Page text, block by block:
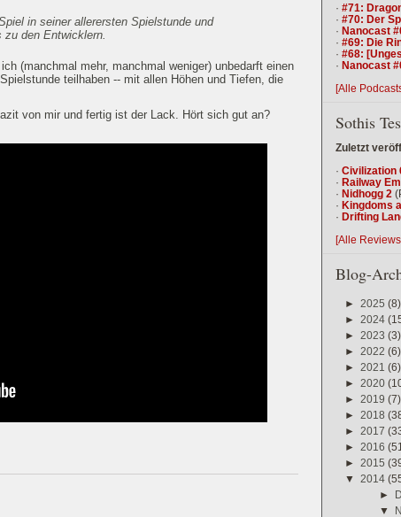
in seiner allerersten Spielstunde und
zu den Entwicklern.
(manchmal mehr, manchmal weniger) unbedarft einen
teilhaben -- mit allen Höhen und Tiefen, die
von mir und fertig ist der Lack. Hört sich gut an?
· #71:
· #70: Der
· Nanocast
· #69: Die
· #68:
· Nanocast
[Alle
Sothis
Zuletzt
· Civilization
· Railway
· Nidhogg 2
· Kingdoms
· Drifting
[Alle
Blog-
► 2025 (8)
► 2024
► 2023 (3)
► 2022 (6)
► 2021 (6)
► 2020
► 2019 (7)
► 2018
► 2017
► 2016
► 2015
▼ 2014
►
▼